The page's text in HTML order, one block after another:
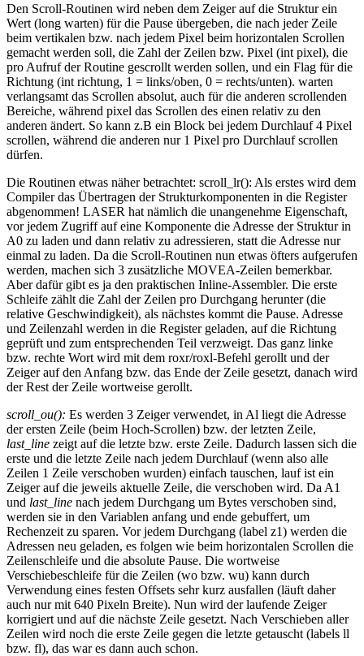
Den Scroll-Routinen wird neben dem Zeiger auf die Struktur ein
Wert (long warten) für die Pause übergeben, die nach jeder Zeile
beim vertikalen bzw. nach jedem Pixel beim horizontalen Scrollen
gemacht werden soll, die Zahl der Zeilen bzw. Pixel (int pixel), die
pro Aufruf der Routine gescrollt werden sollen, und ein Flag für die
Richtung (int richtung, 1 = links/oben, 0 = rechts/unten). warten
verlangsamt das Scrollen absolut, auch für die anderen scrollenden
Bereiche, während pixel das Scrollen des einen relativ zu den
anderen ändert. So kann z.B ein Block bei jedem Durchlauf 4 Pixel
scrollen, während die anderen nur 1 Pixel pro Durchlauf scrollen
dürfen.
Die Routinen etwas näher betrachtet: scroll_lr(): Als erstes wird dem
Compiler das Übertragen der Strukturkomponenten in die Register
abgenommen! LASER hat nämlich die unangenehme Eigenschaft,
vor jedem Zugriff auf eine Komponente die Adresse der Struktur in
A0 zu laden und dann relativ zu adressieren, statt die Adresse nur
einmal zu laden. Da die Scroll-Routinen nun etwas öfters aufgerufen
werden, machen sich 3 zusätzliche MOVEA-Zeilen bemerkbar.
Aber dafür gibt es ja den praktischen Inline-Assembler. Die erste
Schleife zählt die Zahl der Zeilen pro Durchgang herunter (die
relative Geschwindigkeit), als nächstes kommt die Pause. Adresse
und Zeilenzahl werden in die Register geladen, auf die Richtung
geprüft und zum entsprechenden Teil verzweigt. Das ganz linke
bzw. rechte Wort wird mit dem roxr/roxl-Befehl gerollt und der
Zeiger auf den Anfang bzw. das Ende der Zeile gesetzt, danach wird
der Rest der Zeile wortweise gerollt.
scroll_ou(): Es werden 3 Zeiger verwendet, in Al liegt die Adresse
der ersten Zeile (beim Hoch-Scrollen) bzw. der letzten Zeile,
last_line zeigt auf die letzte bzw. erste Zeile. Dadurch lassen sich die
erste und die letzte Zeile nach jedem Durchlauf (wenn also alle
Zeilen 1 Zeile verschoben wurden) einfach tauschen, lauf ist ein
Zeiger auf die jeweils aktuelle Zeile, die verschoben wird. Da A1
und last_line nach jedem Durchgang um Bytes verschoben sind,
werden sie in den Variablen anfang und ende gebuffert, um
Rechenzeit zu sparen. Vor jedem Durchgang (label z1) werden die
Adressen neu geladen, es folgen wie beim horizontalen Scrollen die
Zeilenschleife und die absolute Pause. Die wortweise
Verschiebeschleife für die Zeilen (wo bzw. wu) kann durch
Verwendung eines festen Offsets sehr kurz ausfallen (läuft daher
auch nur mit 640 Pixeln Breite). Nun wird der laufende Zeiger
korrigiert und auf die nächste Zeile gesetzt. Nach Verschieben aller
Zeilen wird noch die erste Zeile gegen die letzte getauscht (labels ll
bzw. fl), das war es dann auch schon.